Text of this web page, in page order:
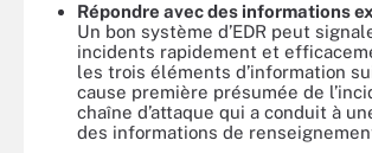
Répondre avec des informations
Un bon système d’EDR peut
incidents rapidement et
les trois éléments d’information
cause première présumée de
chaîne d’attaque qui a conduit à
des informations de